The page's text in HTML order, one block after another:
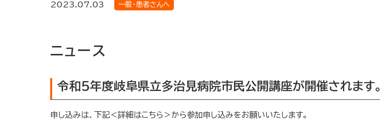
2023.07.03 一般・患者さんへ
ニュース
令和5年度岐阜県立多治見病院市⺠公開講座が開催されます。
申し込みは、下記＜詳細はこちら＞から参加申し込みをお願いいたします。